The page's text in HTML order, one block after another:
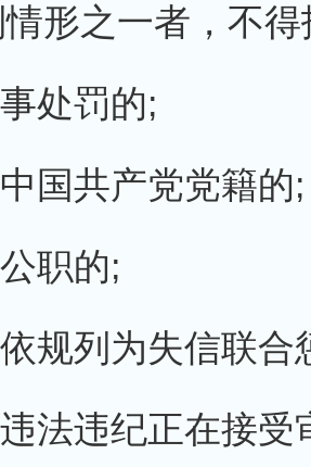
形之一者，不
处罚的;
国共产党党籍的;
职的;
规列为失信联合
法违纪正在接